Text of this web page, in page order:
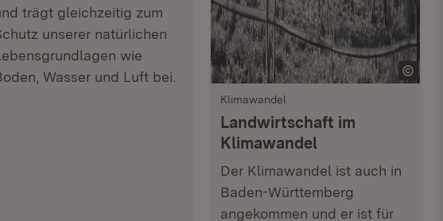
trägt gleichzeitig zum
unserer natürlichen
wie
Wasser und Luft bei.
Klimawandel
Landwirtschaft im
Klimawandel
Der Klimawandel ist auch in
Baden-Württemberg
angekommen und er ist für